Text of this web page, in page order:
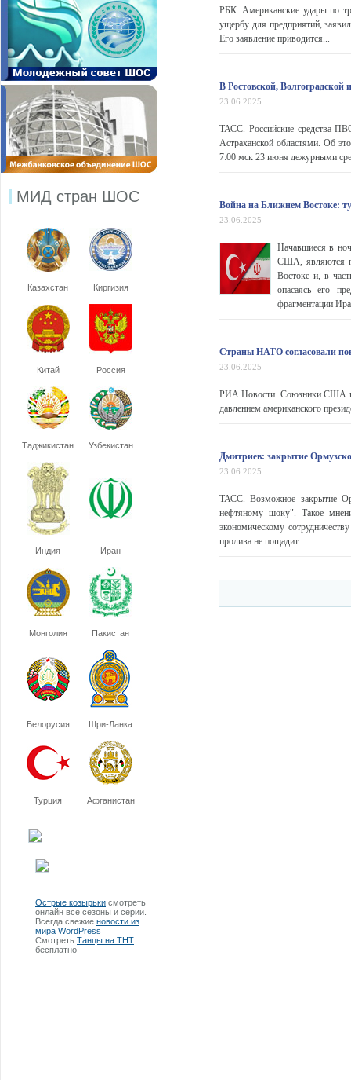
МИД стран ШОС
Казахстан Киргизия
Китай Россия
Таджикистан Узбекистан
Индия Иран
Монголия Пакистан
Белорусия Шри-Ланка
Турция Афганистан
Острые козырьки смотреть
онлайн все сезоны и серии.
Всегда свежие новости из
мира WordPress
Смотреть Танцы на ТНТ
бесплатно
РБК. Американские удары по
ущербу для предприятий,
Его заявление приводится...
В Ростовской,
23.06.2025
ТАСС. Российские средства
Астраханской областями. Об
7:00 мск 23 июня дежурными
Война на Ближнем Востоке:
23.06.2025
Начавшиеся в
США, являются
Востоке и, в
опасаясь его
фрагментации
Страны НАТО согласовали
23.06.2025
РИА Новости. Союзники США по
давлением американского
Дмитриев: закрытие
23.06.2025
ТАСС. Возможное закрытие
нефтяному шоку". Такое
экономическому
пролива не пощадит...